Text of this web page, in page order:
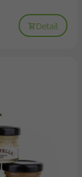
Detail